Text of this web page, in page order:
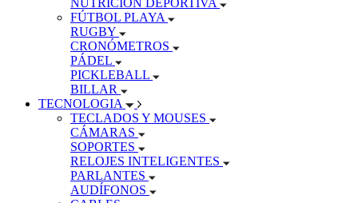
NUTRICIÓN DEPORTIVA
FÚTBOL PLAYA
RUGBY
CRONÓMETROS
PÁDEL
PICKLEBALL
BILLAR
TECNOLOGIA
TECLADOS Y MOUSES
CÁMARAS
SOPORTES
RELOJES INTELIGENTES
PARLANTES
AUDÍFONOS